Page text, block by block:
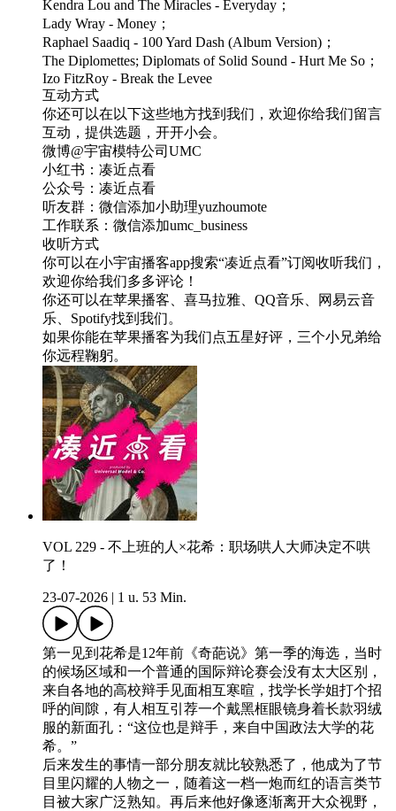
Kendra Lou and The Miracles - Everyday；
Lady Wray - Money；
Raphael Saadiq - 100 Yard Dash (Album Version)；
The Diplomettes; Diplomats of Solid Sound - Hurt Me So；
Izo FitzRoy - Break the Levee
互动方式
你还可以在以下这些地方找到我们，欢迎你给我们留言
互动，提供选题，开开小会。
微博@宇宙模特公司UMC
小红书：凑近点看
公众号：凑近点看
听友群：微信添加小助理yuzhoumote
工作联系：微信添加umc_business
收听方式
你可以在小宇宙播客app搜索“凑近点看”订阅收听我们，
欢迎你给我们多多评论！
你还可以在苹果播客、喜马拉雅、QQ音乐、网易云音
乐、Spotify找到我们。
如果你能在苹果播客为我们点五星好评，三个小兄弟给
你远程鞠躬。
VOL 229 - 不上班的人×花希：职场哄人大师决定不哄
了！
23-07-2026 1 u. 53 Min.
第一见到花希是12年前《奇葩说》第一季的海选，当时
的候场区域和一个普通的国际辩论赛会没有太大区别，
来自各地的高校辩手见面相互寒暄，找学长学姐打个招
呼的间隙，有人相互引荐一个戴黑框眼镜身着长款羽绒
服的新面孔：“这位也是辩手，来自中国政法大学的花
希。”
后来发生的事情一部分朋友就比较熟悉了，他成为了节
目里闪耀的人物之一，随着这一档一炮而红的语言类节
目被大家广泛熟知。再后来他好像逐渐离开大众视野，